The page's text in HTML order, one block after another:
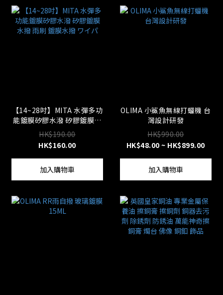
【14~28吋】MITA 水彈多功
能鍍膜矽膠水潑 矽膠鍍膜水
撥 雨刷 鍍膜水撥 ワイパ
HK$190.00
HK$160.00
加入購物車
OLIMA 小鯊魚無線打蠟機 台
灣設計研發
HK$990.00
HK$48.00 ~ HK$899.00
加入購物車